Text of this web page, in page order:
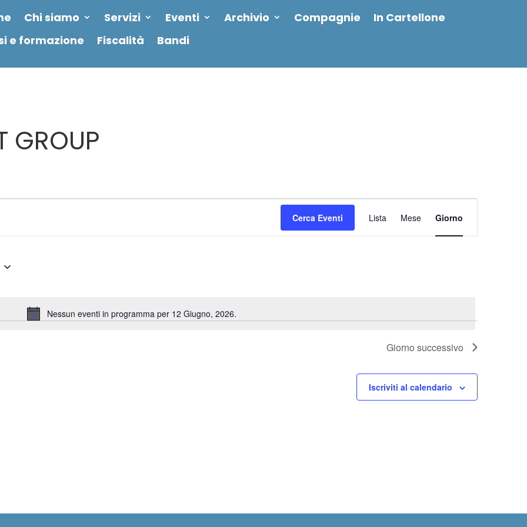
Chi siamo Servizi Eventi Archivio Compagnie
In Cartellone
e formazione
Fiscalità Bandi
GROUP
Notice
Nessun eventi in programma per 12 Giugno, 2026.
Cerca Eventi
Evento
Viste
Navigazione
Lista Mese Giorno
Giorno successivo
Iscriviti al calendario